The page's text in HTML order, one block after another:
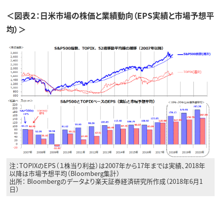
＜図表２：日米市場の株価と業績動向（EPS実績と市場予想平
均）＞
注：TOPIXのEPS（１株当り利益）は2007年から17年までは実績、2018年
以降は市場予想平均（Bloomberg集計）
出所： Bloombergのデータより楽天証券経済研究所作成（2018年6月1
日）